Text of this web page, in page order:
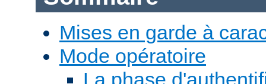
Mises en garde à
Mode opératoire
La phase